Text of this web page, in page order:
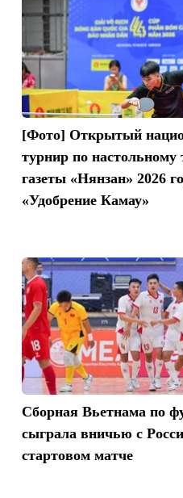
[Фото] Открытый
турнир по настольному
газеты «Нянзан» 2026
«Удобрение Камау»
Сборная Вьетнама по
сыграла вничью с
стартовом матче